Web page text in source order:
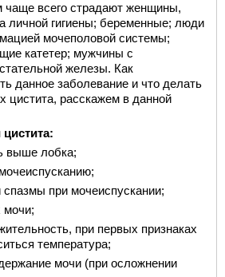
чаще всего страдают женщины,
личной гигиены; беременные; люди
мочеполовой системы;
катетер; мужчины с
железы. Как
данное заболевание и что делать
цистита, расскажем в данной
выше лобка;
при мочеиспускании;
мочи;
при первых признаках
температура;
мочи (при осложнении